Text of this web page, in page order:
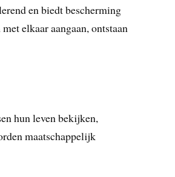
en biedt bescherming
elkaar aangaan, ontstaan
hun leven bekijken,
maatschappelijk